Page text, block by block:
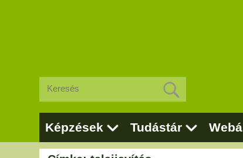
Képzések Tudástár